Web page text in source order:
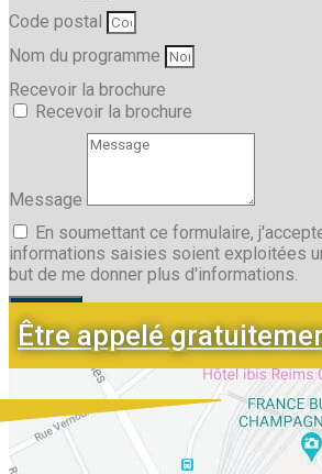
Code postal
Nom du programme
Recevoir la brochure
Recevoir la brochure
Message
En soumettant ce formulaire,
informations saisies soient exploitées
but de me donner plus d'informations.
Envoyer
Être appelé